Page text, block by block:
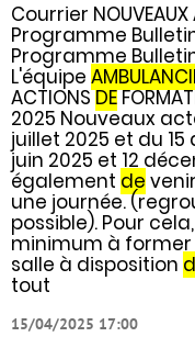
Courrier NOUVEAUX
Programme
Programme
L'équipe
ACTIONSDE
2025 Nouveaux
juillet 2025 et du 15
juin 2025 et 12
également de
une journée.
possible). Pour
minimum à
salle à disposition
tout
15/04/2025 17:00